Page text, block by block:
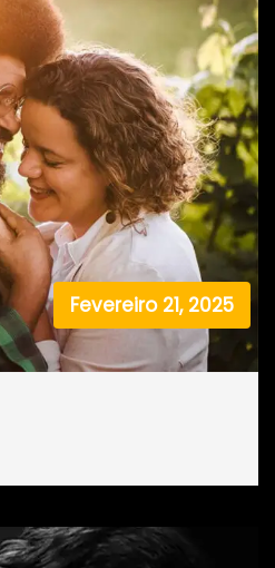
Fevereiro 21, 2025